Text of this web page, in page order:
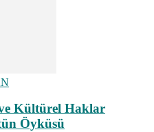
Kültürel Haklar
Öyküsü